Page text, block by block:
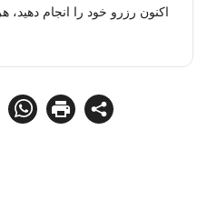
اکنون رزرو خود را انجام